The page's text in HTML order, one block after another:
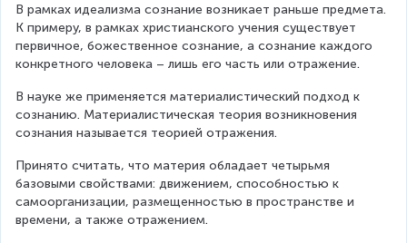
В рамках идеализма сознание возникает раньше предмета.
К примеру, в рамках христианского учения существует
первичное, божественное сознание, а сознание каждого
конкретного человека – лишь его часть или отражение.
В науке же применяется материалистический подход к
сознанию. Материалистическая теория возникновения
сознания называется теорией отражения.
Принято считать, что материя обладает четырьмя
базовыми свойствами: движением, способностью к
самоорганизации, размещенностью в пространстве и
времени, а также отражением.